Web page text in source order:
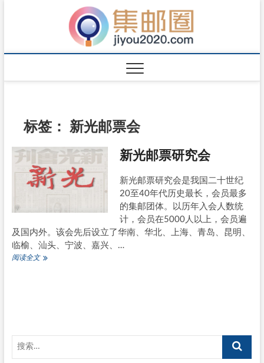
标签： 新光邮票会
新光邮票研究会
新光邮票研究会是我国二十世纪
20至40年代历史最长，会员最多
的集邮团体。以历年入会人数统
计，会员在5000人以上，会员遍
及国内外。该会先后设立了华南、华北、上海、青岛、昆明、
临榆、汕头、宁波、嘉兴、…
阅读全文新